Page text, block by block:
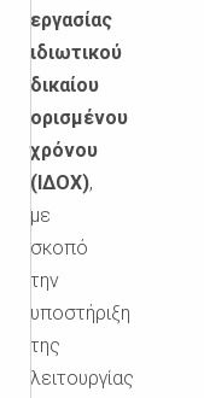
εργασίας
ιδιωτικού
δικαίου
ορισμένου
χρόνου
(ΙΔΟΧ),
με
σκοπό
την
υποστήριξη
της
λειτουργίας